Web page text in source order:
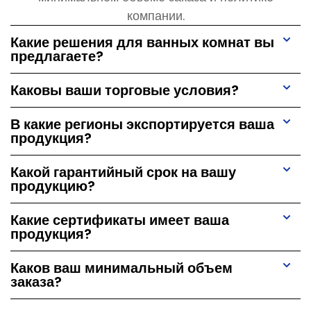
компании.
Какие решения для ванных комнат вы
предлагаете?
Каковы ваши торговые условия?
В какие регионы экспортируется ваша
продукция?
Какой гарантийный срок на вашу
продукцию?
Какие сертификаты имеет ваша
продукция?
Каков ваш минимальный объем
заказа?